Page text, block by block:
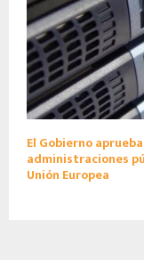
El Gobierno
administraciones
Unión Europea